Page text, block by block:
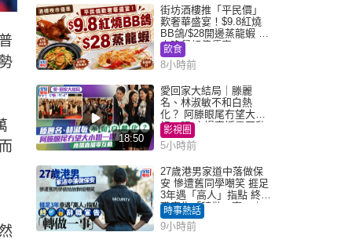
街坊酒樓推「平民價」
歎奢華盛宴！$9.8紅燒
BB鴿/$28開邊蒸龍蝦 3
大晚餐超值優惠
飲食
8小時前
18:50
愛回家大結局｜滕麗
名、林淑敏不和白熱
化？ 阿滕眼尾冇望大小
姐一眼 商場直播零互動
影視圈
5小時前
27歲港男家道中落做保
安 慘遭舊同學嘲笑 捱足
3年遇「高人」指點 終辭
職宣告「轉做一事」｜
Juicy叮
時事熱話
9小時前